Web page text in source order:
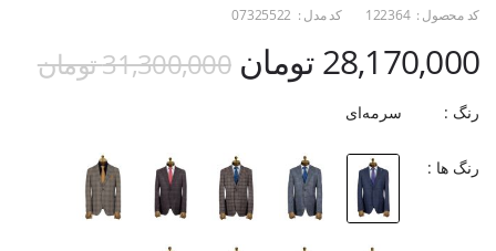
کد محصول : 122364 کد مدل : 07325522
28,170,000 تومان 31,300,000 تومان
رنگ : سرمه‌ای
رنگ ها :